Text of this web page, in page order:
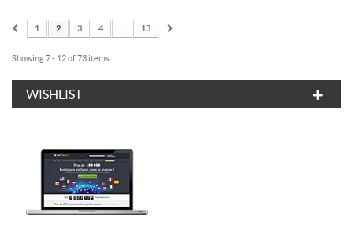
1 2 3 4 13
Showing 7 - 12 of 73 items
WISHLIST